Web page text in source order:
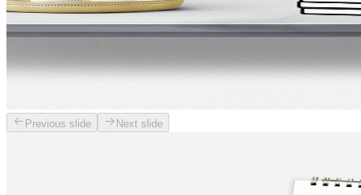
Previous slide Next slide